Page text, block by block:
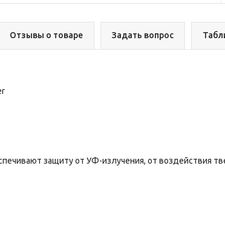
Отзывы о товаре Задать вопрос
защиту от УФ-излучения, от воздействия